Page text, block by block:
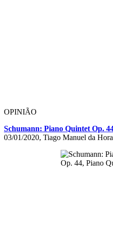
OPINIÃO
Schumann: Piano Quintet Op.
03/01/2020, Tiago Manuel da Hora